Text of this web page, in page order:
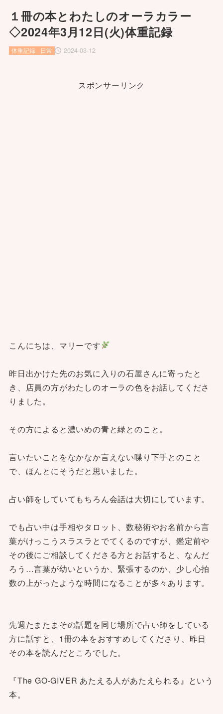
１冊の本とわたしのオーラカラー
◇2024年3月12日(火)体重記録
2024-03-12
体重記録 日常
スポンサーリンク
こんにちは、マリーです
昨日出かけた先のお気に入りの石屋さんに寄ったと
き、店員の方がわたしのオーラの色をお話してくださ
りました。
その方によると濃いめの青と緑とのこと。
言いたいことをなかなか言えない喋り下手とのこと
で、ほんとにそうだと思いました。
占い師をしていてもちろん会話は大切にしています。
でも占い中は手相やタロット、数秘術やお名前から言
葉がけっこうスラスラとでてくるのですが、鑑定前や
その後にご相談してくださる方とお話すると、なんだ
ろう…言葉が幼いというか、緊張するのか、少し心拍
数の上がったような時間になることが多々あります。
先週たまたまその話題を同じ場所で占い師をしている
方に話すと、1冊の本をおすすめしてくださり、昨日
その本を読んだところでした。
『The GO-GIVER あたえる人があたえられる』という
本。